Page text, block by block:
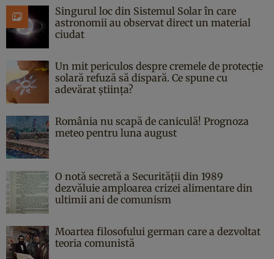
Singurul loc din Sistemul Solar în care
astronomii au observat direct un material
ciudat
Un mit periculos despre cremele de protecție
solară refuză să dispară. Ce spune cu
adevărat știința?
România nu scapă de caniculă! Prognoza
meteo pentru luna august
O notă secretă a Securității din 1989
dezvăluie amploarea crizei alimentare din
ultimii ani de comunism
Moartea filosofului german care a dezvoltat
teoria comunistă